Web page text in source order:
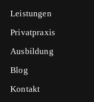
Leistungen
Privatpraxis
Ausbildung
Blog
Kontakt